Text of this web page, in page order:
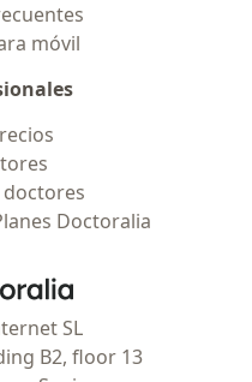
móvil
Doctoralia
- Página de inicio
SL
B2, floor 13